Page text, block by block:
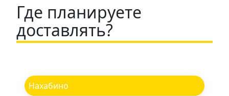
Где планируете
доставлять?
Нахабино